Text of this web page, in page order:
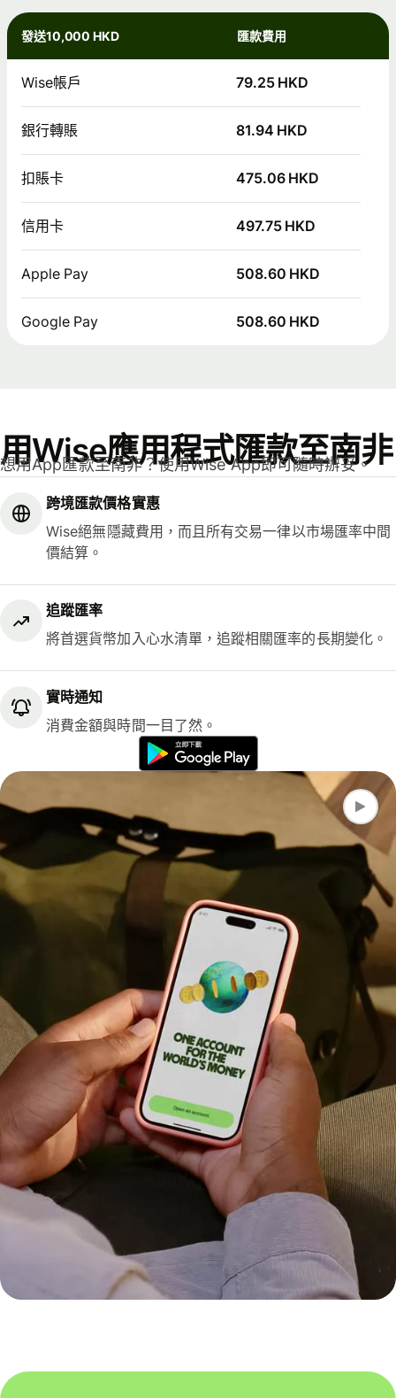
發送10,000 HKD 匯款費用
Wise帳戶 79.25 HKD
銀行轉賬 81.94 HKD
扣賬卡 475.06 HKD
信用卡 497.75 HKD
Apple Pay 508.60 HKD
Google Pay 508.60 HKD
用Wise應用程式匯款至南非
想用App匯款至南非？使用Wise App即可隨時辦妥。
跨境匯款價格實惠
Wise絕無隱藏費用，而且所有交易一律以市場匯率中間
價結算。
追蹤匯率
將首選貨幣加入心水清單，追蹤相關匯率的長期變化。
實時通知
消費金額與時間一目了然。